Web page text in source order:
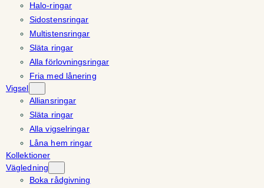
Halo-ringar
Sidostensringar
Multistensringar
Släta ringar
Alla förlovningsringar
Fria med lånering
Vigsel
Alliansringar
Släta ringar
Alla vigselringar
Låna hem ringar
Kollektioner
Vägledning
Boka rådgivning